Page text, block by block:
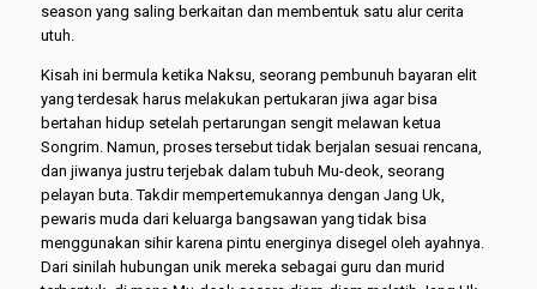
season yang saling berkaitan dan membentuk satu alur cerita
utuh.
Kisah ini bermula ketika Naksu, seorang pembunuh bayaran elit
yang terdesak harus melakukan pertukaran jiwa agar bisa
bertahan hidup setelah pertarungan sengit melawan ketua
Songrim. Namun, proses tersebut tidak berjalan sesuai rencana,
dan jiwanya justru terjebak dalam tubuh Mu-deok, seorang
pelayan buta. Takdir mempertemukannya dengan Jang Uk,
pewaris muda dari keluarga bangsawan yang tidak bisa
menggunakan sihir karena pintu energinya disegel oleh ayahnya.
Dari sinilah hubungan unik mereka sebagai guru dan murid